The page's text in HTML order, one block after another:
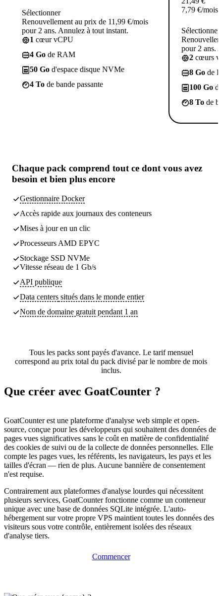
Sélectionner
Renouvellement au prix de 11,99 €/mois
pour 2 ans. Annulez à tout instant.
1 cœur vCPU
4 Go de RAM
50 Go d'espace disque NVMe
4 To de bande passante
7,79 €/mois
Sélectionner
pour 2 ans.
2 cœurs
8 Go de
100 Go
8 To de
Chaque pack comprend tout ce dont vous avez
besoin et bien plus encore
Gestionnaire Docker
Accès rapide aux journaux des conteneurs
Mises à jour en un clic
Processeurs AMD EPYC
Stockage SSD NVMe
Vitesse réseau de 1 Gb/s
API publique
Data centers situés dans le monde entier
Nom de domaine gratuit pendant 1 an
Tous les packs sont payés d'avance. Le tarif mensuel
correspond au prix total du pack divisé par le nombre de mois
inclus.
Que créer avec GoatCounter ?
GoatCounter est une plateforme d'analyse web simple et open-
source, conçue pour les développeurs qui souhaitent des données de
pages vues significatives sans le coût en matière de confidentialité
des cookies de suivi ou de la collecte de données personnelles. Elle
compte les pages vues, les référents, les navigateurs, les pays et les
tailles d'écran — rien de plus. Aucune bannière de consentement
n'est requise.
Contrairement aux plateformes d'analyse lourdes qui nécessitent
plusieurs services, GoatCounter fonctionne comme un conteneur
unique avec une base de données SQLite intégrée. L'auto-
hébergement sur votre propre VPS maintient toutes les données des
visiteurs sous votre contrôle, entièrement isolées des réseaux
d'analyse tiers.
Commencer